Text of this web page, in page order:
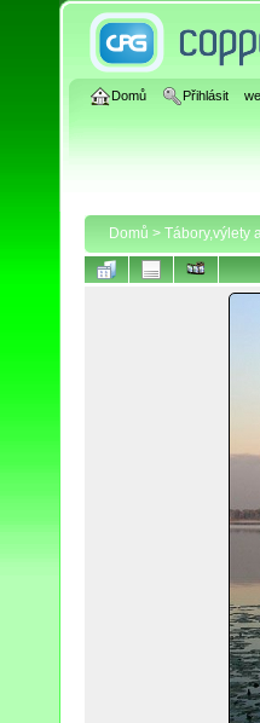
Domů Přihlásit
Domů > Tábory,výlety